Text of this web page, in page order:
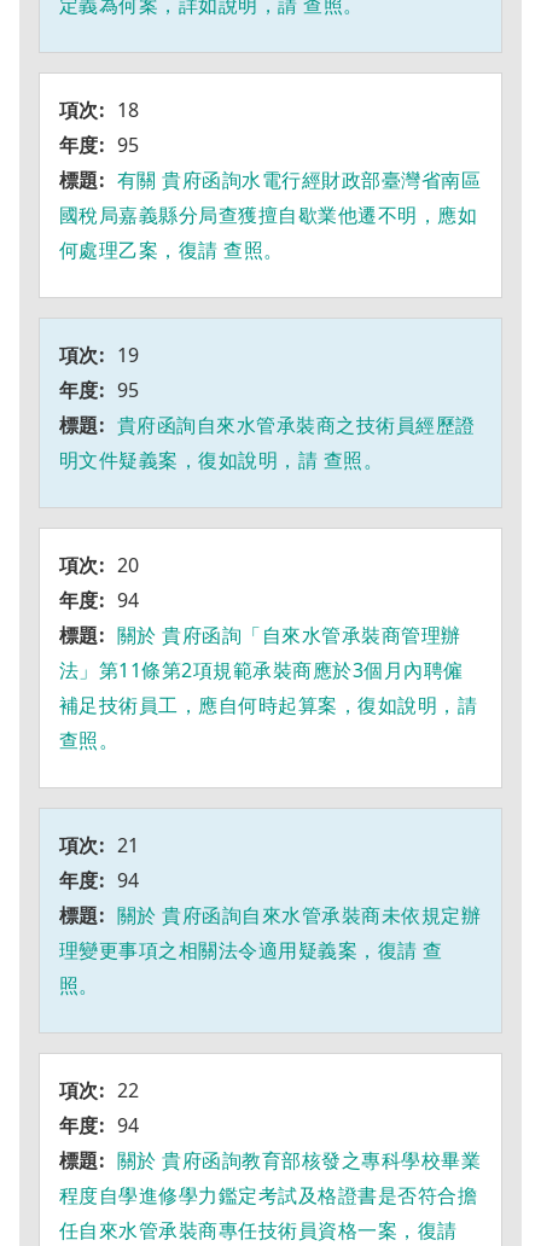
18
95
有關 貴府函詢水電行經財政部臺灣省南區
國稅局嘉義縣分局查獲擅自歇業他遷不明，應如
何處理乙案，復請 查照。
19
95
貴府函詢自來水管承裝商之技術員經歷證
明文件疑義案，復如說明，請 查照。
20
94
關於 貴府函詢「自來水管承裝商管理辦
法」第11條第2項規範承裝商應於3個月內聘僱
補足技術員工，應自何時起算案，復如說明，請
查照。
21
94
關於 貴府函詢自來水管承裝商未依規定辦
理變更事項之相關法令適用疑義案，復請 查
照。
22
94
關於 貴府函詢教育部核發之專科學校畢業
程度自學進修學力鑑定考試及格證書是否符合擔
任自來水管承裝商專任技術員資格一案，復請